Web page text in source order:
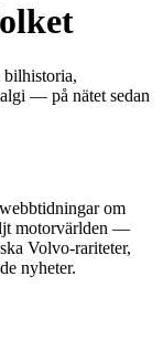
bilhistoria,
— på nätet sedan
om
motorvärlden —
Volvo-rariteter,
nyheter.